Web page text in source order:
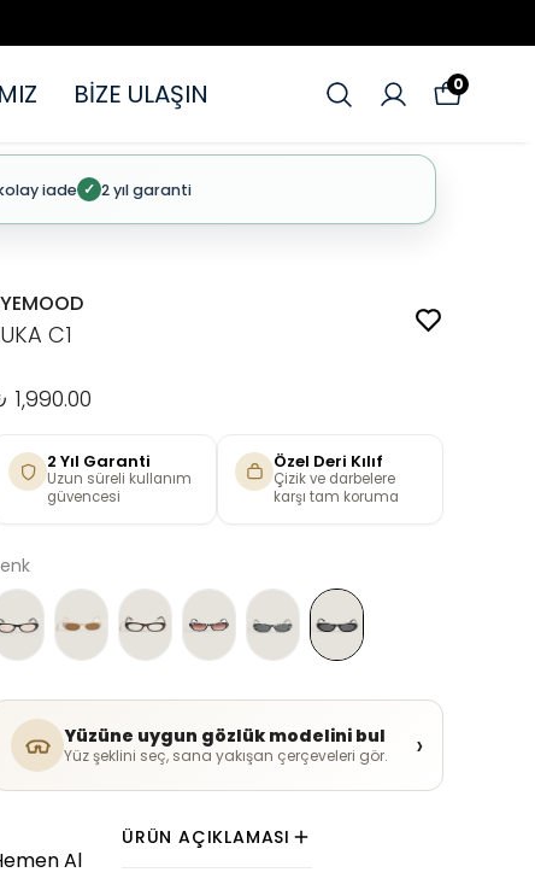
BİZE ULAŞIN 0
iade ✓ 2 yıl garanti
C1
1,990.00
2 Yıl Garanti
Uzun süreli kullanım
güvencesi
Özel Deri Kılıf
Çizik ve darbelere
karşı tam koruma
Yüzüne uygun gözlük modelini bul
Yüz şeklini seç, sana yakışan çerçeveleri gör. ›
Al
ÜRÜN AÇIKLAMASI